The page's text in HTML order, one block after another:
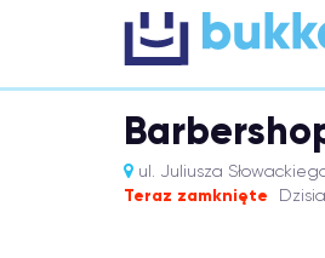
ul. Juliusza
Teraz zamknięte